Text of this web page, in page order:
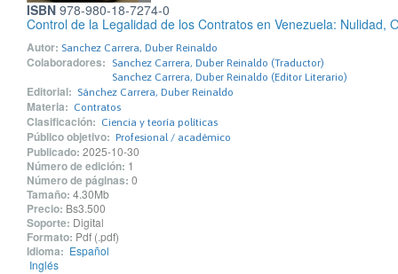
ISBN 978-980-18-7274-0
Control de la Legalidad de los Contratos en Venezuela: Nulidad,
Autor: Sanchez Carrera, Duber Reinaldo
Colaboradores:
Sanchez Carrera, Duber Reinaldo (Traductor)
Sanchez Carrera, Duber Reinaldo (Editor Literario)
Editorial: Sánchez Carrera, Duber Reinaldo
Materia: Contratos
Clasificación: Ciencia y teoría políticas
Público objetivo: Profesional / académico
Publicado: 2025-10-30
Número de edición: 1
Número de páginas: 0
Tamaño: 4.30Mb
Precio: Bs3.500
Soporte: Digital
Formato: Pdf (.pdf)
Idioma: Español
Inglés